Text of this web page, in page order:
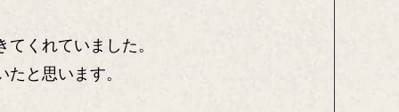
くれていました。
と思います。